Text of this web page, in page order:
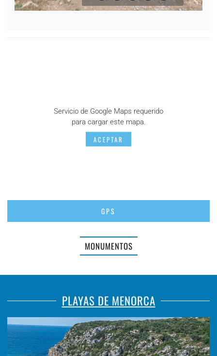
Servicio de Google Maps requerido
para cargar este mapa.
ACEPTAR
GPS
MONUMENTOS
PLAYAS DE MENORCA